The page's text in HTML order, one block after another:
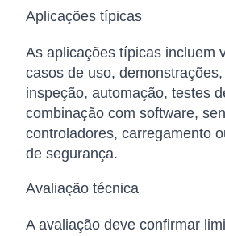
Aplicações típicas
As aplicações típicas incluem
casos de uso,
inspeção, automação, testes
combinação com software,
controladores, carregamento
de segurança.
Avaliação técnica
A avaliação deve confirmar